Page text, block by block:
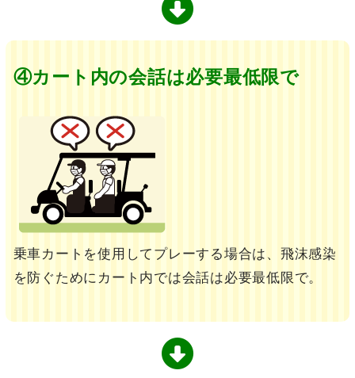
④カート内の会話は必要最低限で
乗車カートを使用してプレーする場合は、飛沫感染
を防ぐためにカート内では会話は必要最低限で。